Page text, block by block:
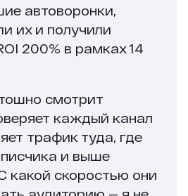
автоворонки,
их и получили
200% в рамках 14
смотрит
каждый канал
трафик туда, где
и выше
какой скоростью они